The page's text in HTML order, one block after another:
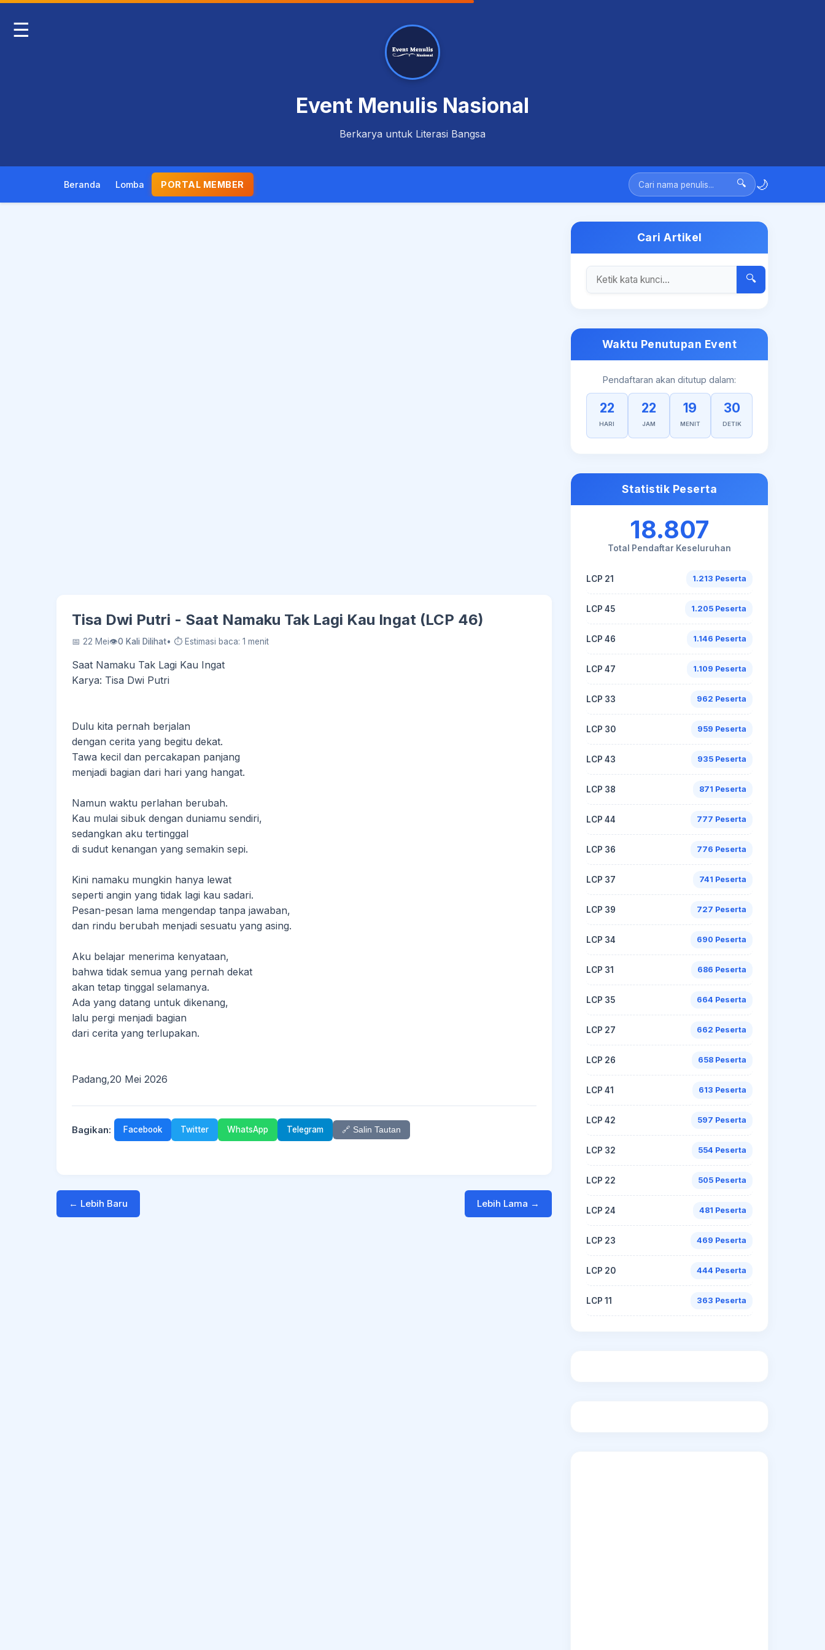
☰
Event Menulis Nasional
Berkarya untuk Literasi Bangsa
Beranda Lomba PORTAL MEMBER 🔍 🌙
Tisa Dwi Putri - Saat Namaku Tak Lagi Kau Ingat (LCP 46)
📅 22 Mei👁0 Kali Dilihat• ⏱ Estimasi baca: 1 menit
Saat Namaku Tak Lagi Kau Ingat
Karya: Tisa Dwi Putri
Dulu kita pernah berjalan
dengan cerita yang begitu dekat.
Tawa kecil dan percakapan panjang
menjadi bagian dari hari yang hangat.
Namun waktu perlahan berubah.
Kau mulai sibuk dengan duniamu sendiri,
sedangkan aku tertinggal
di sudut kenangan yang semakin sepi.
Kini namaku mungkin hanya lewat
seperti angin yang tidak lagi kau sadari.
Pesan-pesan lama mengendap tanpa jawaban,
dan rindu berubah menjadi sesuatu yang asing.
Aku belajar menerima kenyataan,
bahwa tidak semua yang pernah dekat
akan tetap tinggal selamanya.
Ada yang datang untuk dikenang,
lalu pergi menjadi bagian
dari cerita yang terlupakan.
Padang,20 Mei 2026
Bagikan: Facebook Twitter WhatsApp Telegram 🔗 Salin Tautan
← Lebih Baru Lebih Lama →
Cari Artikel
🔍
Waktu Penutupan Event
Pendaftaran akan ditutup dalam:
22
HARI
22
JAM
19
MENIT
29
DETIK
Statistik Peserta
18.807
Total Pendaftar Keseluruhan
LCP 21 1.213 Peserta
LCP 45 1.205 Peserta
LCP 46 1.146 Peserta
LCP 47 1.109 Peserta
LCP 33 962 Peserta
LCP 30 959 Peserta
LCP 43 935 Peserta
LCP 38 871 Peserta
LCP 44 777 Peserta
LCP 36 776 Peserta
LCP 37 741 Peserta
LCP 39 727 Peserta
LCP 34 690 Peserta
LCP 31 686 Peserta
LCP 35 664 Peserta
LCP 27 662 Peserta
LCP 26 658 Peserta
LCP 41 613 Peserta
LCP 42 597 Peserta
LCP 32 554 Peserta
LCP 22 505 Peserta
LCP 24 481 Peserta
LCP 23 469 Peserta
LCP 20 444 Peserta
LCP 11 363 Peserta